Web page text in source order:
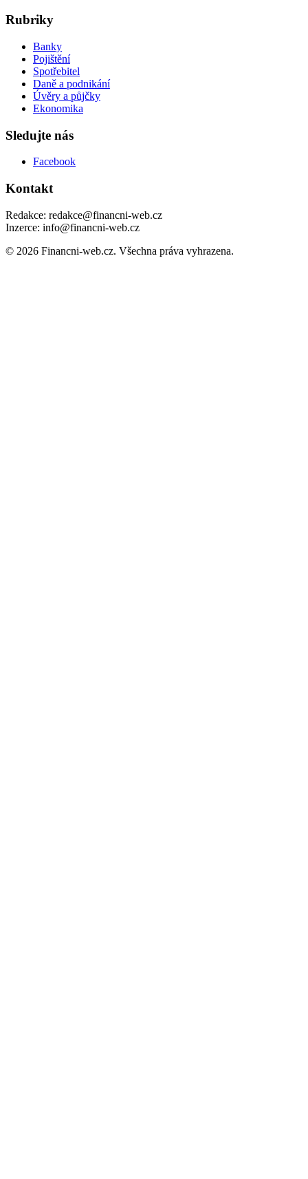
Rubriky
Banky
Pojištění
Spotřebitel
Daně a podnikání
Úvěry a půjčky
Ekonomika
Sledujte nás
Facebook
Kontakt
Redakce: redakce@financni-web.cz
Inzerce: info@financni-web.cz
© 2026 Financni-web.cz. Všechna práva vyhrazena.